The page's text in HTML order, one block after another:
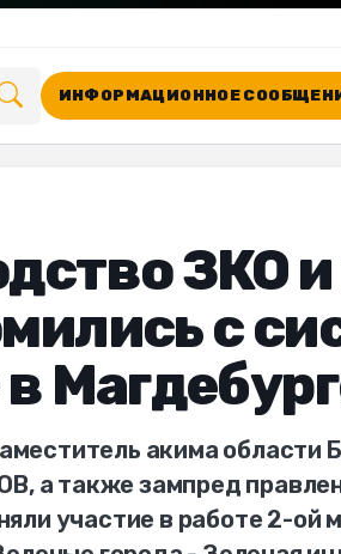
ИНФОРМАЦИОННОЕ
ЗКО и
с
акима области
а также зампред
участие в работе 2-ой